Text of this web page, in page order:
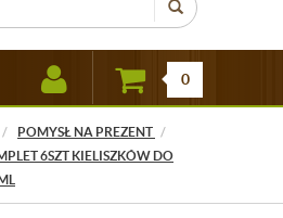
0
POMYSŁ NA PREZENT
6SZT KIELISZKÓW DO